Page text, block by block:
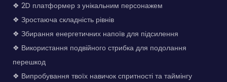
❖ 2D платформер з унікальним персонажем
❖ Зростаюча складність рівнів
❖ Збирання енергетичних напоїв для підсилення
❖ Використання подвійного стрибка для подолання
перешкод
❖ Випробування твоїх навичок спритності та таймінгу